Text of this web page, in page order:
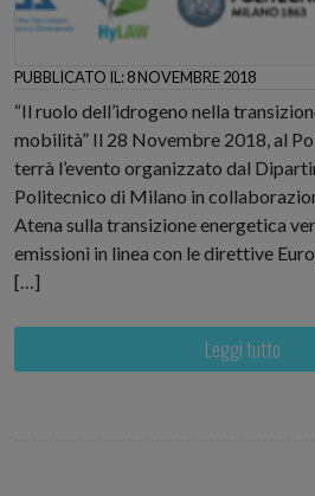
PUBBLICATO IL: 8 NOVEMBRE 2018
“Il ruolo dell’idrogeno nella
mobilità” Il 28 Novembre 2018, al
terrà l’evento organizzato dal
Politecnico di Milano in
Atena sulla transizione energetica
emissioni in linea con le direttive
[…]
Leggi tutto